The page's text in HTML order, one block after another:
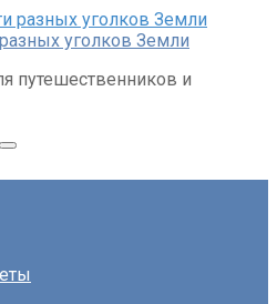
уголков Земли
путешественников и